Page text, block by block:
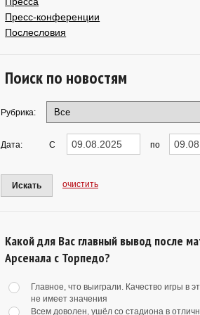
Пресс-конференции
Послесловия
Поиск по новостям
Рубрика:
Дата: С по
Искать очистить
Какой для Вас главный вывод после
Арсенала с Торпедо?
Главное, что выиграли. Качество игры в
не имеет значения
Всем доволен, ушёл со стадиона в